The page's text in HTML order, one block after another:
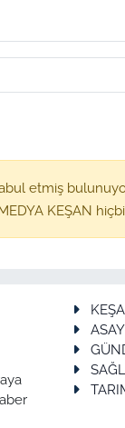
etmiş
KEŞAN